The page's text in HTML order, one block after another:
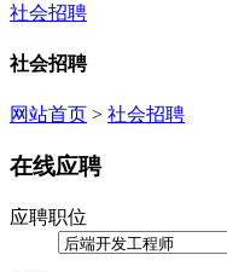
社会招聘
社会招聘
网站首页 > 社会招聘
在线应聘
应聘职位